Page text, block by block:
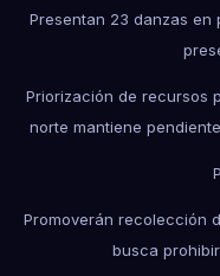
Presentan 23 danzas en
Priorización de recursos
norte mantiene
Promoverán recolección
busca